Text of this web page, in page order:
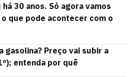
30 anos. Só agora vamos
que pode acontecer com o
gasolina? Preço vai subir a
entenda por quê